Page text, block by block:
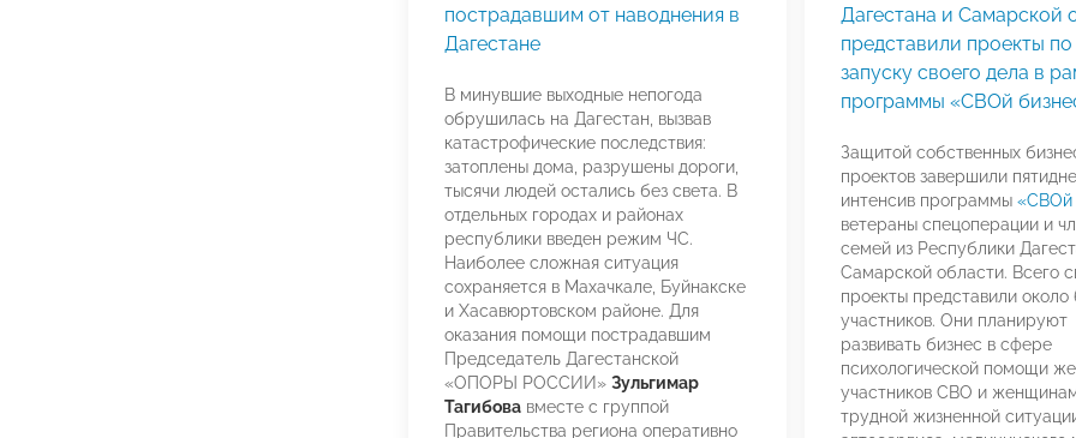
пострадавшим от наводнения в
Дагестане
В минувшие выходные непогода
обрушилась на Дагестан, вызвав
катастрофические последствия:
затоплены дома, разрушены дороги,
тысячи людей остались без света. В
отдельных городах и районах
республики введен режим ЧС.
Наиболее сложная ситуация
сохраняется в Махачкале, Буйнакске
и Хасавюртовском районе. Для
оказания помощи пострадавшим
Председатель Дагестанской
«ОПОРЫ РОССИИ» Зульгимар
Тагибова вместе с группой
Правительства региона оперативно
Дагестана и Самарской
представили проекты по
запуску своего дела в
программы «СВОй
Защитой собственных
проектов завершили
интенсив программы «СВОй
ветераны спецоперации и
семей из Республики
Самарской области. Всего
проекты представили около
участников. Они планируют
развивать бизнес в сфере
психологической помощи
участников СВО и
трудной жизненной